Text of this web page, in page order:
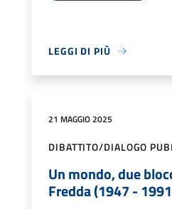
LEGGI DI PIÙ
21 MAGGIO 2025
DIBATTITO/DIALOGO
Un mondo, due
Fredda (1947 -